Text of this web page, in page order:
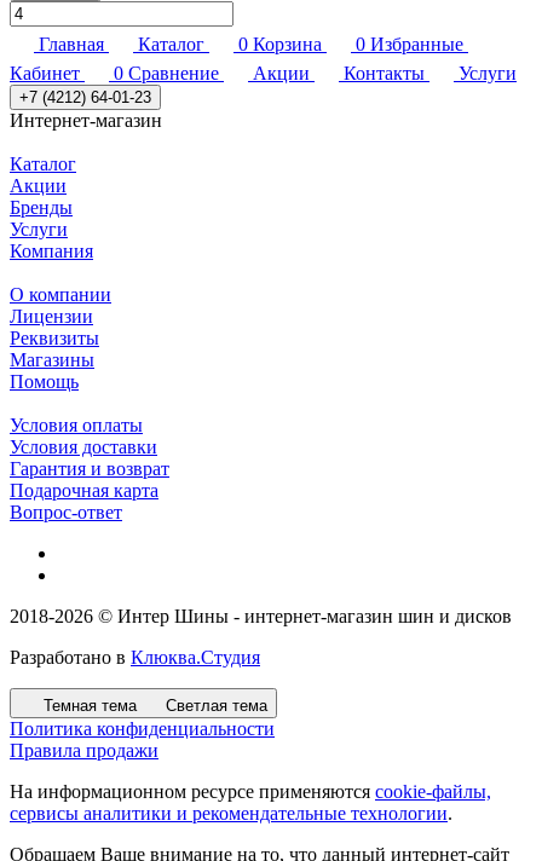
Главная Каталог 0 Корзина 0 Избранные
Кабинет
0 Сравнение Акции Контакты Услуги
+7 (4212) 64-01-23
Интернет-магазин
Каталог
Акции
Бренды
Услуги
Компания
О компании
Лицензии
Реквизиты
Магазины
Помощь
Условия оплаты
Условия доставки
Гарантия и возврат
Подарочная карта
Вопрос-ответ
2018-2026 © Интер Шины - интернет-магазин шин и дисков
Разработано в Клюква.Студия
Темная тема Светлая тема
Политика конфиденциальности
Правила продажи
На информационном ресурсе применяются cookie-файлы,
сервисы аналитики и рекомендательные технологии.
Обращаем Ваше внимание на то, что данный интернет-сайт